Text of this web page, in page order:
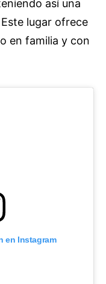
así una
lugar ofrece
en familia y con
en Instagram